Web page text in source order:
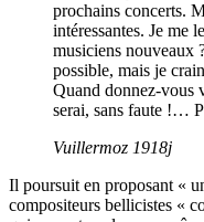
prochains concerts.
intéressantes. Je me
musiciens nouveaux
possible, mais je
Quand donnez-vous
serai, sans faute !…
Vuillermoz 1918j
Il poursuit en proposant «
compositeurs bellicistes «